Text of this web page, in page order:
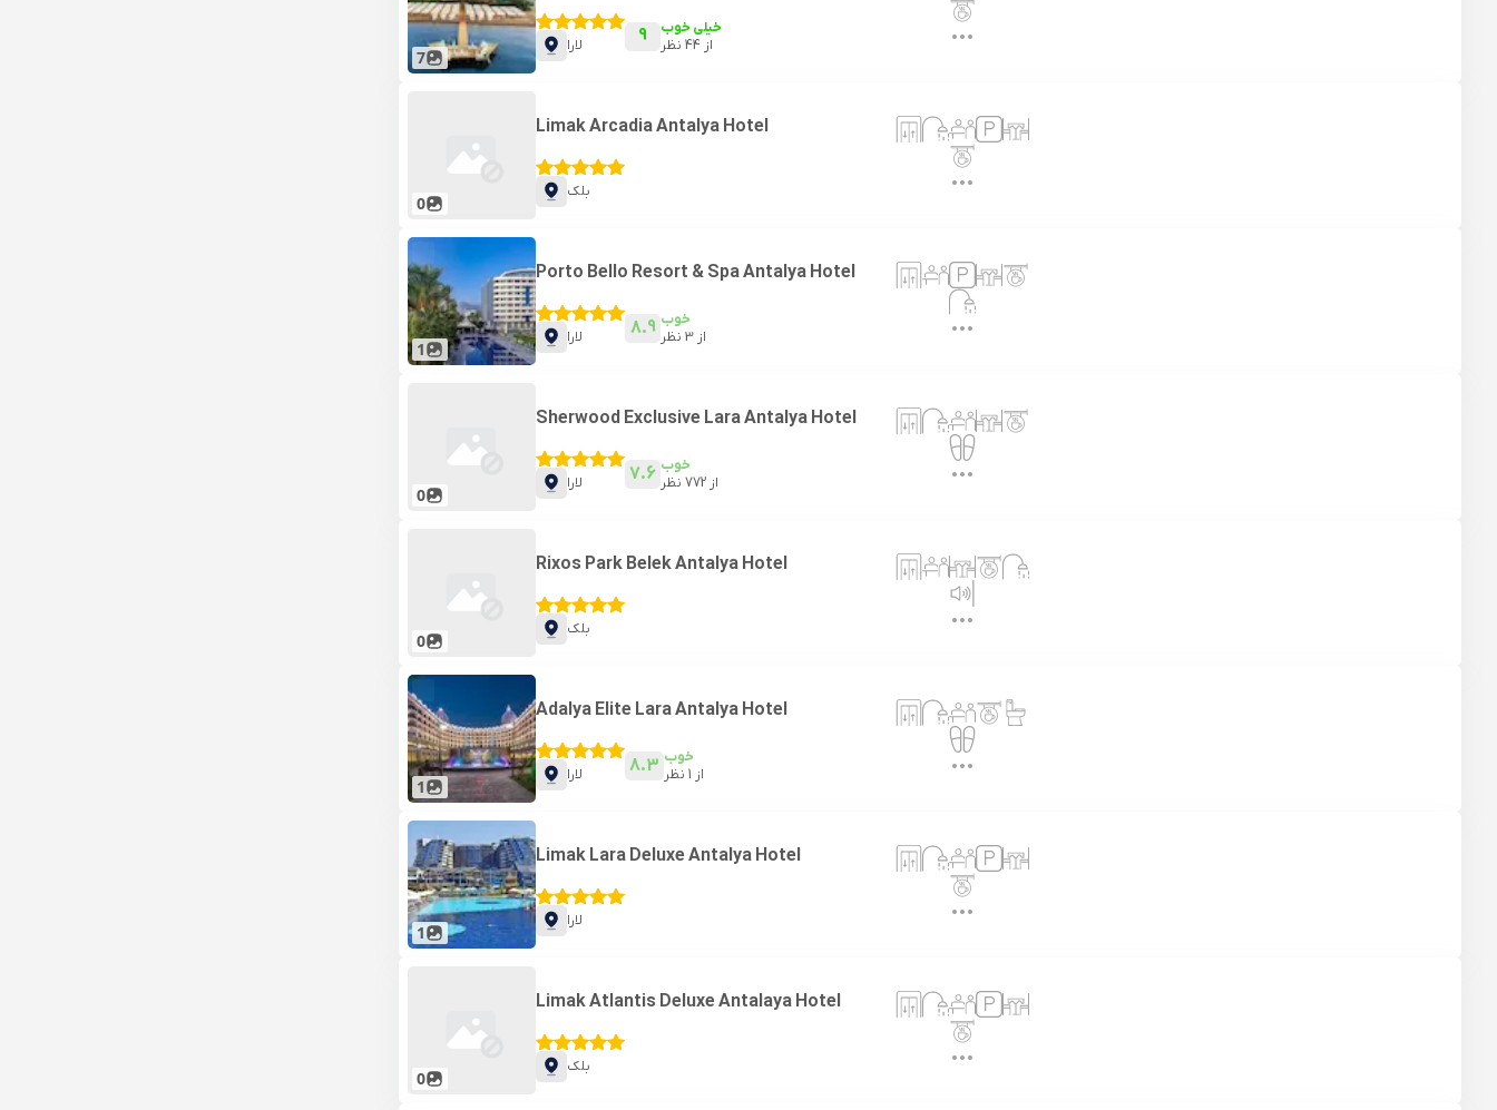
7
لارا 9
خیلی خوب
از 44نظر
0
Limak Arcadia Antalya Hotel
بلک
1
Porto Bello Resort & Spa Antalya Hotel
لارا 8.9 خوب
از 3نظر
0
Sherwood Exclusive Lara Antalya Hotel
لارا 7.6 خوب
از 772نظر
0
Rixos Park Belek Antalya Hotel
بلک
1
Adalya Elite Lara Antalya Hotel
لارا 8.3 خوب
از 1نظر
1
Limak Lara Deluxe Antalya Hotel
لارا
0
Limak Atlantis Deluxe Antalaya Hotel
بلک